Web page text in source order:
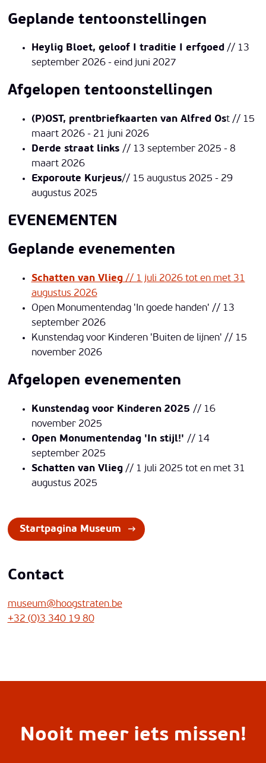
Geplande tentoonstellingen
Heylig Bloet, geloof I traditie I erfgoed// 13
september 2026 - eind juni 2027
Afgelopen tentoonstellingen
(P)OST, prentbriefkaarten van Alfred Ost // 15
maart 2026 - 21 juni 2026
Derde straat links // 13 september 2025 - 8
maart 2026
Exporoute Kurjeus// 15 augustus 2025 - 29
augustus 2025
EVENEMENTEN
Geplande evenementen
Schatten van Vlieg// 1 juli 2026 tot en met 31
augustus 2026
Open Monumentendag 'In goede handen' // 13
september 2026
Kunstendag voor Kinderen 'Buiten de lijnen' // 15
november 2026
Afgelopen evenementen
Kunstendag voor Kinderen 2025 // 16
november 2025
Open Monumentendag 'In stijl!' // 14
september 2025
Schatten van Vlieg// 1 juli 2025 tot en met 31
augustus 2025
Startpagina Museum
Contact
museum@hoogstraten.be
+32 (0)3 340 19 80
Nooit meer iets missen!